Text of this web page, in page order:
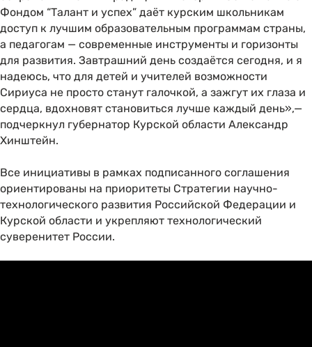
Фондом “Талант и успех” даёт курским школьникам
доступ к лучшим образовательным программам страны,
а педагогам — современные инструменты и горизонты
для развития. Завтрашний день создаётся сегодня, и я
надеюсь, что для детей и учителей возможности
Сириуса не просто станут галочкой, а зажгут их глаза и
сердца, вдохновят становиться лучше каждый день»,—
подчеркнул губернатор Курской области Александр
Хинштейн.
Все инициативы в рамках подписанного соглашения
ориентированы на приоритеты Стратегии научно-
технологического развития Российской Федерации и
Курской области и укрепляют технологический
суверенитет России.